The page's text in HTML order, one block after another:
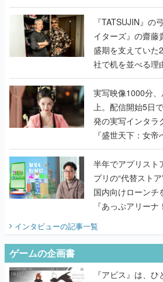
で作り込まれた理
く
『TATSUJIN』の
イターズ』の齋
盛期を支えていた
社で机を並べる理
『TATSUJIN
んだレジェンド2
実写映像1000分
上。配信開始5日
発の実写インタラ
『盛世天下：女
うこだわりをプロ
半年でアプリストアを
プリの“代替スト
国内向けローンチ
『あっぷアリー
てみた
インタビューの記事一覧
ゲームの企画書
『アビス』は、